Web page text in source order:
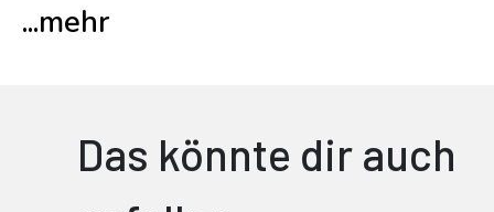
...mehr
Das könnte dir auch